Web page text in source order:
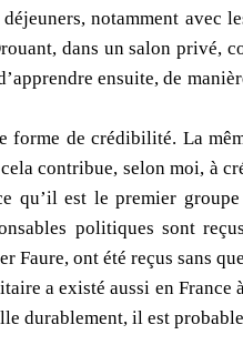
notamment avec
dans un salon privé,
ensuite, de
forme de crédibilité. La
contribue, selon moi, à
qu’il est le premier
politiques sont
ont été reçus sans
a existé aussi en France
durablement, il est